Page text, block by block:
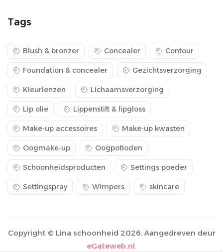
Tags
Blush & bronzer Concealer Contour
Foundation & concealer Gezichtsverzorging
Kleurlenzen Lichaamsverzorging
Lip olie Lippenstift & lipgloss
Make-up accessoires Make-up kwasten
Oogmake-up Oogpotloden
Schoonheidsproducten Settings poeder
Settingspray Wimpers skincare
Copyright © Lina schoonheid 2026. Aangedreven deur
eGateweb.nl.